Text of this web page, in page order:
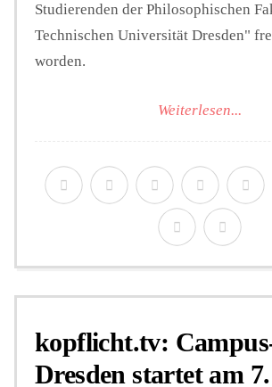
Studierenden der Philosophischen
Technischen Universität Dresden"
worden.
Weiterlesen...
kopflicht.tv:
Dresden startet am